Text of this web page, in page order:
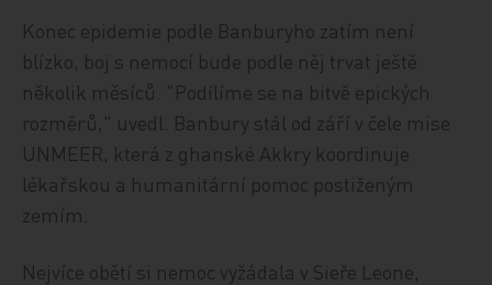
Konec epidemie podle Banburyho zatím není
blízko, boj s nemocí bude podle něj trvat ještě
několik měsíců. "Podílíme se na bitvě epických
rozměrů," uvedl. Banbury stál od září v čele mise
UNMEER, která z ghanské Akkry koordinuje
lékařskou a humanitární pomoc postiženým
zemím.
Nejvíce obětí si nemoc vyžádala v Sieře Leone,